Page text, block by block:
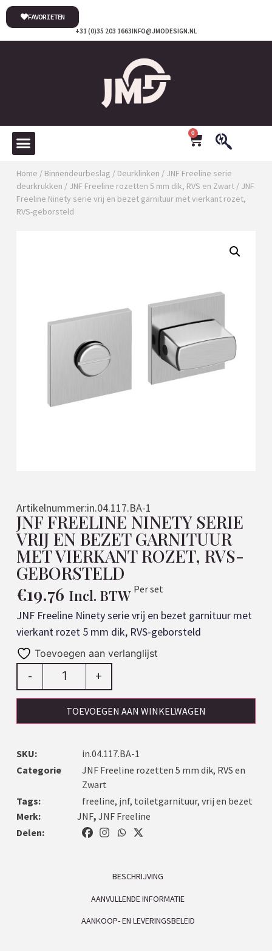
INFO@JMODESIGN.NL
+31 (0)35 203 1663
FAVORIETEN
0
Home / Binnendeurbeslag / Deurklinken / JNF Freeline serie
deurkrukken / JNF Freeline rozetten 5 mm dik, RVS en Zwart/ JNF
Freeline Ninety serie vrij en bezet garnituur met vierkant rozet,
RVS-geborsteld
Artikelnummer:in.04.117.BA-1
JNF FREELINE NINETY SERIE
VRIJ EN BEZET GARNITUUR
MET VIERKANT ROZET, RVS-
GEBORSTELD
€19.76 Incl. BTW Per set
JNF Freeline Ninety serie vrij en bezet garnituur met
vierkant rozet 5 mm dik, RVS-geborsteld
Toevoegen aan verlanglijst
- +
TOEVOEGEN AAN WINKELWAGEN
SKU:
in.04.117.BA-1
Categorie
JNF Freeline rozetten 5 mm dik, RVS en
Zwart
Tags:
freeline, jnf, toiletgarnituur, vrij en bezet
Merk:
JNF, JNF Freeline
Delen:
BESCHRIJVING
AANVULLENDE INFORMATIE
AANKOOP- EN LEVERINGSBELEID